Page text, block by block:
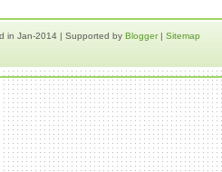
in Jan-2014 | Supported by Blogger| Sitemap